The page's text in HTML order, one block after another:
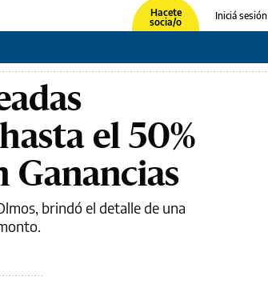
Hacete
socia/o
Iniciá sesión
el 50%
brindó el detalle de una